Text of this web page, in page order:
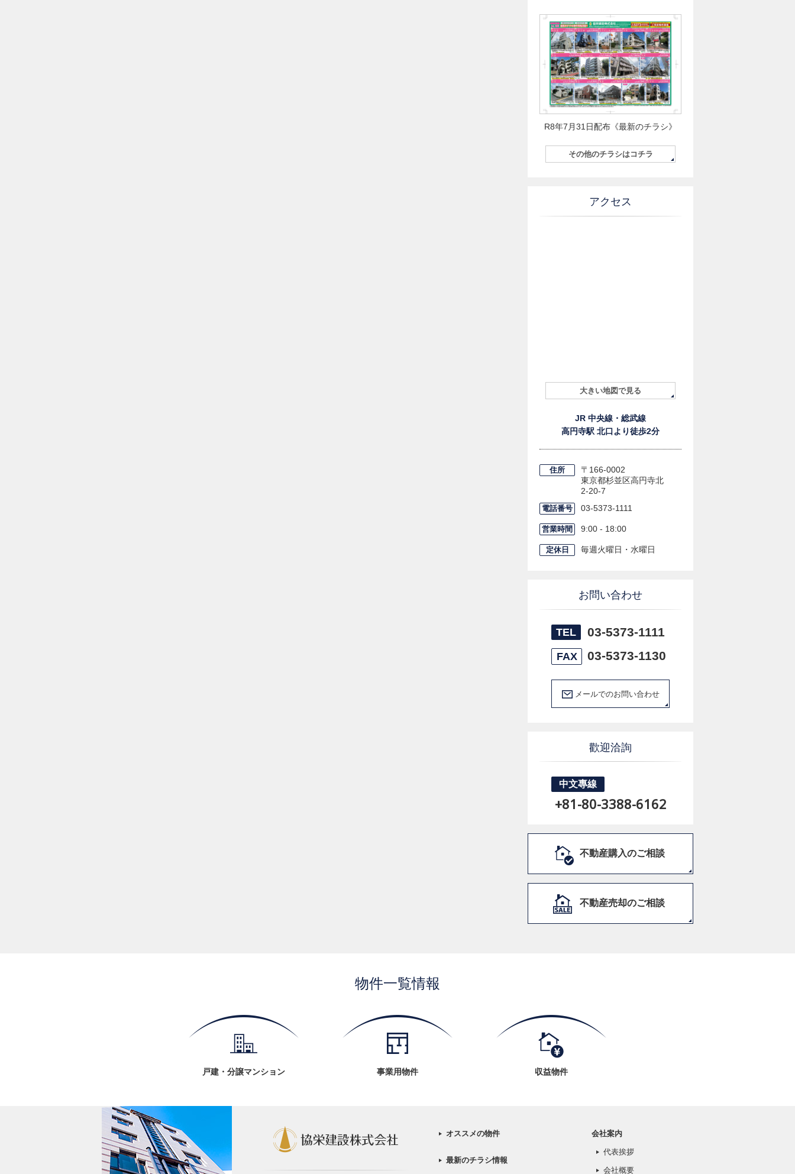
R8年7月31日配布《最新のチラシ》
その他のチラシはコチラ
アクセス
大きい地図で見る
JR 中央線・総武線
高円寺駅 北口より徒歩2分
住所
〒166-0002
東京都杉並区高円寺北
2-20-7
電話番号 03-5373-1111
営業時間 9:00 - 18:00
定休日 毎週火曜日・水曜日
お問い合わせ
TEL 03-5373-1111
FAX 03-5373-1130
メールでのお問い合わせ
歡迎洽詢
中文專線
+81-80-3388-6162
不動産購入のご相談
不動産売却のご相談
物件一覧情報
戸建・分譲マンション 事業用物件 収益物件
オススメの物件
最新のチラシ情報
会社案内
代表挨拶
会社概要